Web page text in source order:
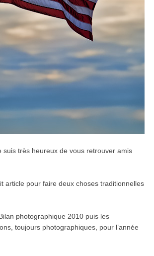
suis très heureux de vous retrouver amis
article pour faire deux choses traditionnelles
photographique 2010 puis les
toujours photographiques, pour l’année